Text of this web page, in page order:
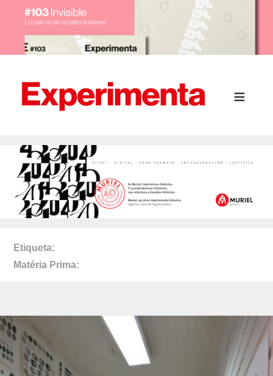
Etiqueta
Matéria Prima